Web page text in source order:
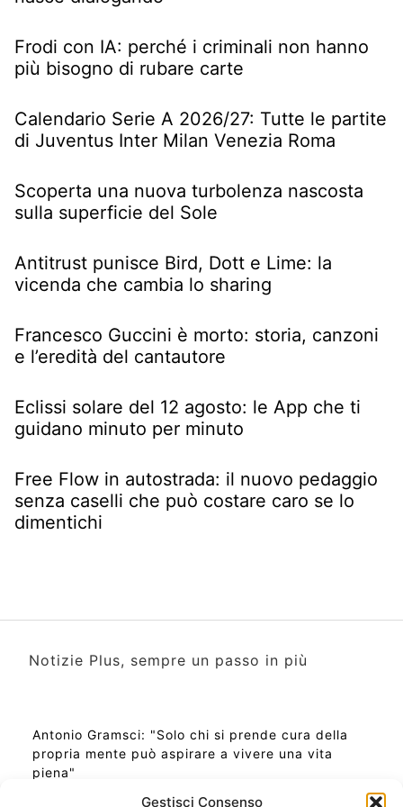
Gestisci Consenso
Frodi con IA: perché i criminali non hanno
più bisogno di rubare carte
Calendario Serie A 2026/27: Tutte le partite
di Juventus Inter Milan Venezia Roma
Scoperta una nuova turbolenza nascosta
sulla superficie del Sole
Antitrust punisce Bird, Dott e Lime: la
vicenda che cambia lo sharing
Francesco Guccini è morto: storia, canzoni
e l’eredità del cantautore
Eclissi solare del 12 agosto: le App che ti
guidano minuto per minuto
Free Flow in autostrada: il nuovo pedaggio
senza caselli che può costare caro se lo
dimentichi
Notizie Plus, sempre un passo in più
Antonio Gramsci: "Solo chi si prende cura della
propria mente può aspirare a vivere una vita
piena"